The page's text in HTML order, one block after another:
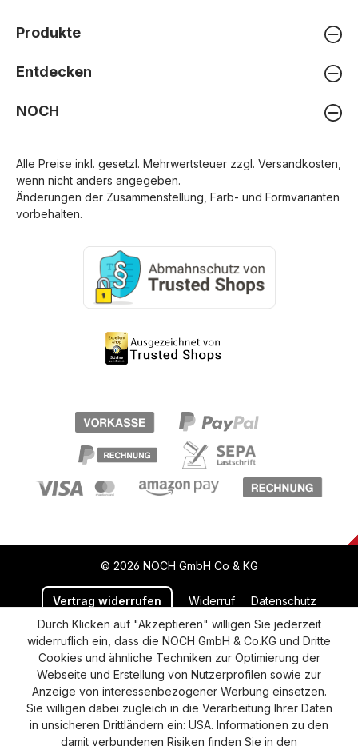
Produkte
Entdecken
NOCH
Alle Preise inkl. gesetzl. Mehrwertsteuer zzgl. Versandkosten
wenn nicht anders angegeben.
Änderungen der Zusammenstellung, Farb- und Formvarianten
vorbehalten.
© 2026 NOCH GmbH Co & KG
Vertrag widerrufen Widerruf Datenschutz
Versand und Zahlung AGB
Impressum
Cookie-Einstellungen
Barrierefreiheitserklärung
Durch Klicken auf "Akzeptieren" willigen Sie jederzeit
widerruflich ein, dass die NOCH GmbH & Co.KG und Dritte
Cookies und ähnliche Techniken zur Optimierung der
Webseite und Erstellung von Nutzerprofilen sowie zur
Anzeige von interessenbezogener Werbung einsetzen.
Sie willigen dabei zugleich in die Verarbeitung Ihrer Daten
in unsicheren Drittländern ein: USA. Informationen zu den
damit verbundenen Risiken finden Sie in den